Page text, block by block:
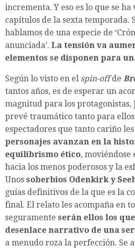
incrementa. Y eso es lo que se
capítulos de la sexta temporada.
hablamos de una especie de
anunciada’. La tensión va
elementos se disponen para
Según lo visto en el spin-offde
tantos años, es de esperar un
magnitud para los protagonistas,
prevé traumático tanto para
espectadores que tanto cariño
personajes avanzan en la
equilibrismo ético,
hacia los menos poderosos y la
Unos soberbios Odenkirk y
guías definitivos de la que es la
final. El relato les acompaña en
seguramente serán ellos los
desenlace narrativo de una
a menudo roza la perfección. Se